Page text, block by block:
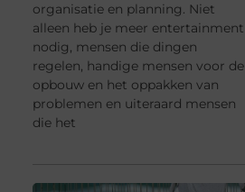
organisatie en planning. Niet
alleen heb je meer entertainment
nodig, mensen die dingen
regelen, handige mensen voor de
opbouw en het oppakken van
problemen en uiteraard mensen
die het